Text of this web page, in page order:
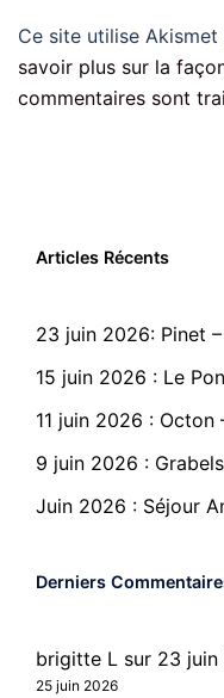
Ce site utilise
savoir plus sur la
commentaires sont
Articles Récents
23 juin 2026: Pinet
15 juin 2026 : Le
11 juin 2026 : Octon
9 juin 2026 :
Juin 2026 : Séjour
Derniers
brigitte L sur 23 juin
25 juin 2026